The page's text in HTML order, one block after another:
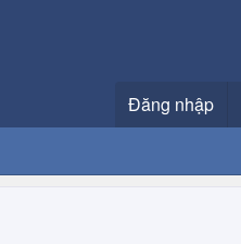
Đăng nhập